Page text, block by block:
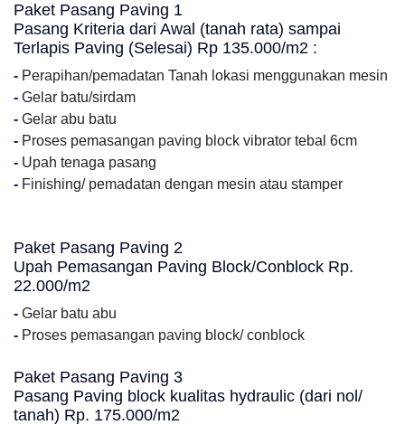
Paket Pasang Paving 1
Pasang Kriteria dari Awal (tanah rata) sampai
Terlapis Paving (Selesai) Rp 135.000/m2 :
- Perapihan/pemadatan Tanah lokasi menggunakan mesin
- Gelar batu/sirdam
- Gelar abu batu
- Proses pemasangan paving block vibrator tebal 6cm
- Upah tenaga pasang
- Finishing/ pemadatan dengan mesin atau stamper
Paket Pasang Paving 2
Upah Pemasangan Paving Block/Conblock Rp.
22.000/m2
- Gelar batu abu
- Proses pemasangan paving block/ conblock
Paket Pasang Paving 3
Pasang Paving block kualitas hydraulic (dari nol/
tanah) Rp. 175.000/m2